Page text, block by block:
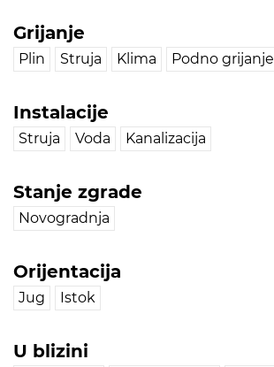
Grijanje
Plin Struja Klima Podno grijanje
Instalacije
Struja Voda Kanalizacija
Stanje zgrade
Novogradnja
Orijentacija
Jug Istok
U blizini